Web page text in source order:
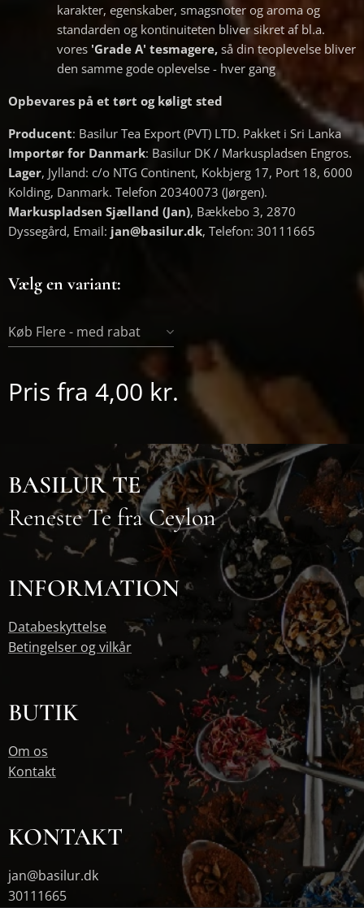
karakter, egenskaber, smagsnoter og aroma og
standarden og kontinuiteten bliver sikret af bl.a.
vores 'Grade A' tesmagere, så din teoplevelse bliver
den samme gode oplevelse - hver gang
Opbevares på et tørt og køligt sted
Producent: Basilur Tea Export (PVT) LTD. Pakket i Sri Lanka
Importør for Danmark: Basilur DK / Markuspladsen Engros.
Lager, Jylland: c/o NTG Continent, Kokbjerg 17, Port 18, 6000
Kolding, Danmark. Telefon 20340073 (Jørgen).
Markuspladsen Sjælland (Jan), Bækkebo 3, 2870
Dyssegård, Email: jan@basilur.dk, Telefon: 30111665
Vælg en variant:
Køb Flere - med rabat
Pris fra 4,00 kr.
BASILUR TE
Reneste Te fra Ceylon
INFORMATION
Databeskyttelse
Betingelser og vilkår
BUTIK
Om os
Kontakt
KONTAKT
jan@basilur.dk
30111665